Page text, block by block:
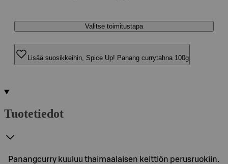
Valitse toimitustapa
Lisää suosikkeihin, Spice Up! Panang currytahna 100g
Tuotetiedot
Panangcurry kuuluu thaimaalaisen keittiön perusruokiin.